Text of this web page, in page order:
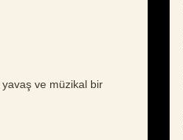
ve müzikal bir